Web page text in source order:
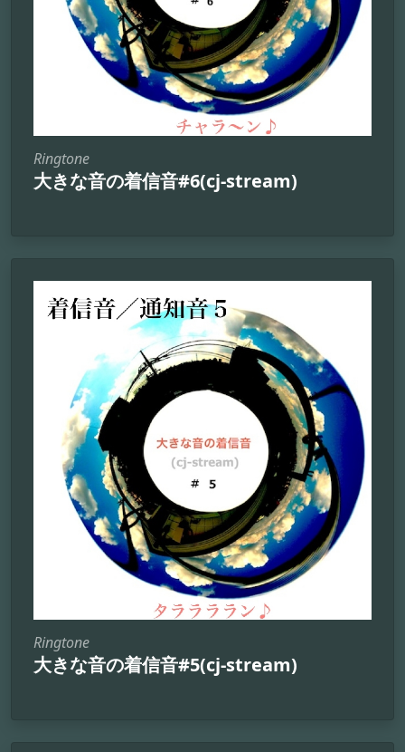
Ringtone
大きな音の着信音#6(cj-stream)
Ringtone
大きな音の着信音#5(cj-stream)